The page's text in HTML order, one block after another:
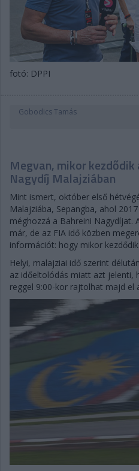
fotó: DPPI
Gobodics Tamás
Megvan, mikor kezdődik
Nagydíj Malajziában
Mint ismert, október első
Malajziába, Sepangba, ahol
méghozzá a Bahreini Nagydíjat.
már, de az FIA idő közben
információt: hogy mikor
Helyi, malajziai idő szerint
az időeltolódás miatt azt jelenti,
reggel 9:00-kor rajtolhat majd el